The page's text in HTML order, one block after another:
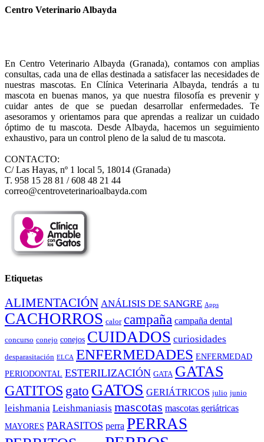
Centro Veterinario Albayda
En Centro Veterinario Albayda (Granada), contamos con amplias
consultas, cada una de ellas destinada a satisfacer las necesidades de
nuestras mascotas. En Clínica Veterinaria Albayda, tendrás a tu
mascota en buenas manos, ya que nuestra filosofía es prevenir y
cuidar antes de que se puedan desarrollar enfermedades. Te
asesoramos y orientamos para que aprendas a realizar un cuidado
óptimo de tu mascota. Desde Albayda, hacemos un seguimiento
exhaustivo, para un control pleno de la salud de tu mascota.
CONTACTO:
C/ Las Hayas, nº 1 local 5, 18014 (Granada)
T. 958 15 28 81 / 608 48 21 44
correo@centroveterinarioalbayda.com
Etiquetas
ALIMENTACIÓN ANÁLISIS DE SANGRE Apps
CACHORROS calor campaña campaña dental
concurso conejo conejos CUIDADOS curiosidades
desparasitación ELCA ENFERMEDADES ENFERMEDAD
PERIODONTAL ESTERILIZACIÓN GATA GATAS
GATITOS gato GATOS GERIÁTRICOS julio junio
leishmania Leishmaniasis mascotas mascotas geriátricas
MAYORES PARASITOS perra PERRAS